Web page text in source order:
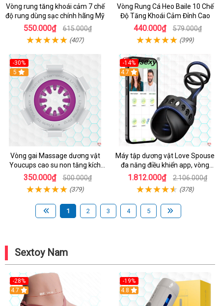
Vòng rung tăng khoái cảm 7 chế
độ rung dùng sạc chính hãng Mỹ
550.000₫ 615.000₫
(407)
Vòng Rung Cá Heo Baile 10 Chế
Độ Tăng Khoái Cảm Đỉnh Cao
440.000₫ 579.000₫
(399)
-30%
5
Vòng gai Massage dương vật
Youcups cao su non tăng kích
thước
350.000₫ 500.000₫
(379)
-14%
4.7
Máy tập dương vật Love Spouse
đa năng điều khiển app, vòng
đeo siêu tiện
1.812.000₫ 2.106.000₫
(378)
1 2 3 4 5
Sextoy Nam
-28%
4.7
-19%
Hot
4.8